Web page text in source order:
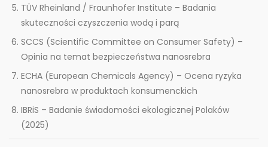
TÜV Rheinland / Fraunhofer Institute – Badania
skuteczności czyszczenia wodą i parą
SCCS (Scientific Committee on Consumer Safety) –
Opinia na temat bezpieczeństwa nanosrebra
ECHA (European Chemicals Agency) – Ocena ryzyka
nanosrebra w produktach konsumenckich
IBRiS – Badanie świadomości ekologicznej Polaków
(2025)